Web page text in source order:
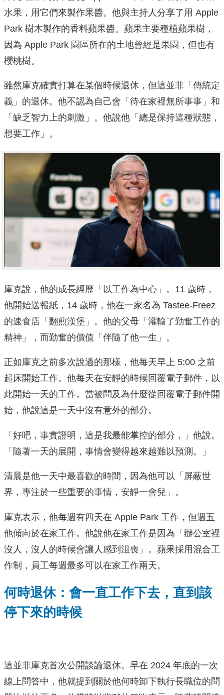
水果，用它們來製作果醬。他與主持人分享了用 Apple
Park 樹木製作的香料蘋果醬。蘋果主要種植蘋果樹，
因為 Apple Park 園區所在的土地曾經是果園，但也有
櫻桃樹。
雖然庫克確實打算在某個時候退休，但這並非「傳統定
義」的退休。他不認為自己會「待在家裡無所事事」和
「缺乏智力上的刺激」。他說他「總是保持這種狀態，
想要工作」。
庫克說，他的成長經歷「以工作為中心」。11 歲時，
他開始送報紙，14 歲時，他在一家名為 Tastee-Freez
的速食店「翻煎漢堡」。他的父母「灌輸了勤奮工作的
精神」，而勤奮的價值「伴隨了他一生」。
正如庫克之前多次說過的那樣，他每天早上 5:00 之前
起床開始工作。他每天在安靜的時候回覆電子郵件，以
此開始一天的工作。當被問及為什麼從回覆電子郵件開
始，他說這是一天中沒有意外的部分。
「好吧，事實證明，這是我最能掌控的部分，」他說。
「隨著一天的展開，事情會變得越來越難以預測。」
清晨是他一天中最喜歡的時間，因為他可以「屏蔽世
界，專注於一些重要的事情，安靜一會兒」。
庫克表示，他每週有四天在 Apple Park 工作，但週五
他傾向於在家工作。他說他在家工作是因為「辦公室裡
沒人，沒人的時候會讓人感到沮喪」。蘋果採用混合工
作制，員工每週最多可以在家工作兩天。
何時退休：會一直工作下去，直到該
停下來的時候
這並非庫克首次公開談論退休。早在 2024 年底的一次
線上問答中，他就提到關於他何時卸下執行長職位的問